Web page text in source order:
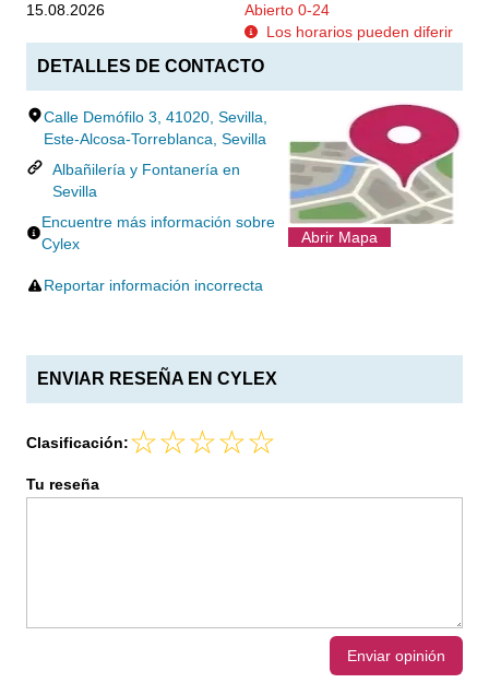
15.08.2026
Abierto 0-24
Los horarios pueden diferir
DETALLES DE CONTACTO
Calle Demófilo 3, 41020, Sevilla,
Este-Alcosa-Torreblanca, Sevilla
Albañilería y Fontanería en
Sevilla
Encuentre más información sobre
Cylex
Reportar información incorrecta
Abrir Mapa
ENVIAR RESEÑA EN CYLEX
Clasificación:
Tu reseña
Enviar opinión